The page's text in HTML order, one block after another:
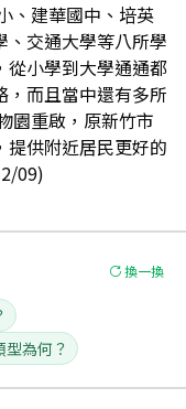
、建華國中、培英
、交通大學等八所學
從小學到大學通通都
，而且當中還有多所
園重啟，原新竹市
提供附近居民更好的
09)
換一換
為何？